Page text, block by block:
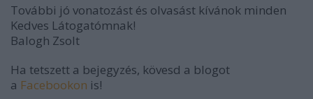
További jó vonatozást és olvasást kívánok minden
Kedves Látogatómnak!
Balogh Zsolt
Ha tetszett a bejegyzés, kövesd a blogot
a Facebookon is!